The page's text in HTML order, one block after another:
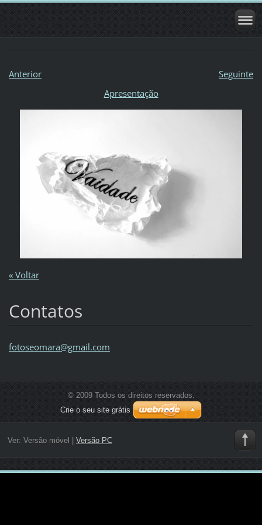
Anterior
Seguinte
Apresentação
« Voltar
Contatos
fotoseomara@gmail.com
© 2009 Todos os direitos reservados.
Crie o seu site grátis
Ver: Versão móvel Versão PC